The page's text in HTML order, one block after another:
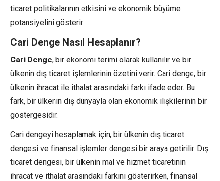
ticaret politikalarının etkisini ve ekonomik büyüme
potansiyelini gösterir.
Cari Denge Nasıl Hesaplanır?
Cari Denge, bir ekonomi terimi olarak kullanılır ve bir
ülkenin dış ticaret işlemlerinin özetini verir. Cari denge, bir
ülkenin ihracat ile ithalat arasındaki farkı ifade eder. Bu
fark, bir ülkenin dış dünyayla olan ekonomik ilişkilerinin bir
göstergesidir.
Cari dengeyi hesaplamak için, bir ülkenin dış ticaret
dengesi ve finansal işlemler dengesi bir araya getirilir. Dış
ticaret dengesi, bir ülkenin mal ve hizmet ticaretinin
ihracat ve ithalat arasındaki farkını gösterirken, finansal